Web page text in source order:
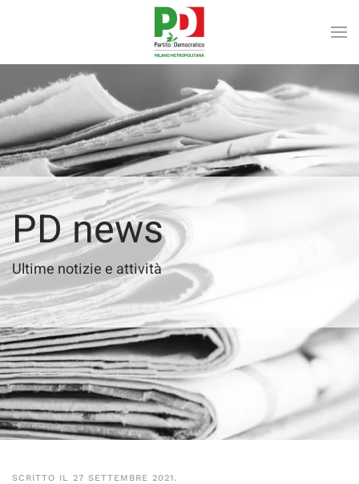
PD news
Ultime notizie e attività
SCRITTO IL 27 SETTEMBRE 2021.